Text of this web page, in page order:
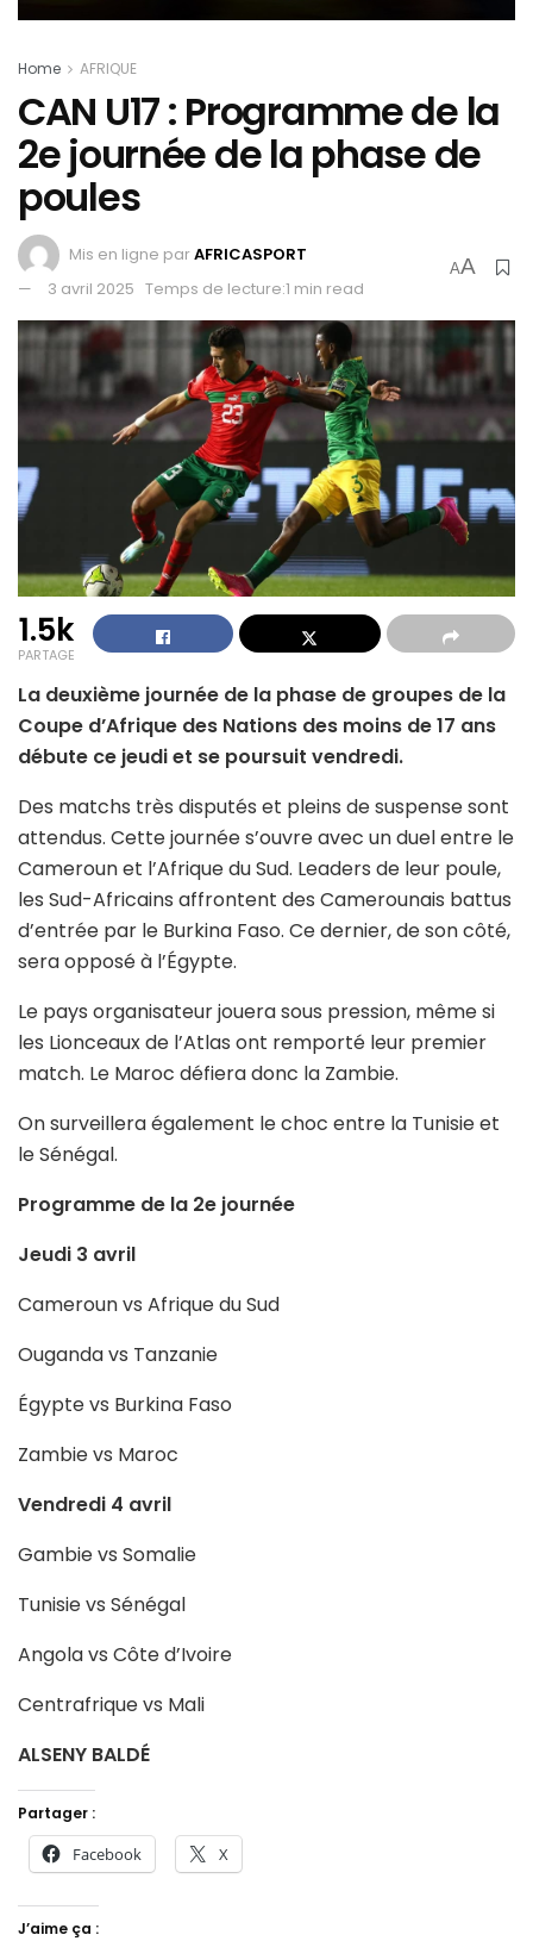
Home AFRIQUE
CAN U17 : Programme de la
2e journée de la phase de
poules
Mis en ligne parAFRICASPORT
3 avril 2025 Temps de lecture:1 min read
AA
1.5k
PARTAGE
La deuxième journée de la phase de groupes de la
Coupe d’Afrique des Nations des moins de 17 ans
débute ce jeudi et se poursuit vendredi.
Des matchs très disputés et pleins de suspense sont
attendus. Cette journée s’ouvre avec un duel entre le
Cameroun et l’Afrique du Sud. Leaders de leur poule,
les Sud-Africains affrontent des Camerounais battus
d’entrée par le Burkina Faso. Ce dernier, de son côté,
sera opposé à l’Égypte.
Le pays organisateur jouera sous pression, même si
les Lionceaux de l’Atlas ont remporté leur premier
match. Le Maroc défiera donc la Zambie.
On surveillera également le choc entre la Tunisie et
le Sénégal.
Programme de la 2e journée
Jeudi 3 avril
Cameroun vs Afrique du Sud
Ouganda vs Tanzanie
Égypte vs Burkina Faso
Zambie vs Maroc
Vendredi 4 avril
Gambie vs Somalie
Tunisie vs Sénégal
Angola vs Côte d’Ivoire
Centrafrique vs Mali
ALSENY BALDÉ
Partager :
Facebook X
J’aime ça :